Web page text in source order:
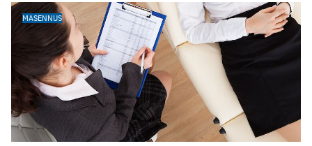
MASENNUS